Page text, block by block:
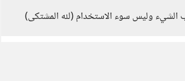
الشيء وليس سوء الاستخدام (لله المشتكى)